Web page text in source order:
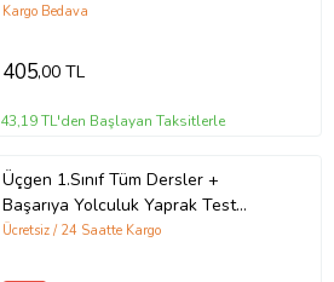
Kargo Bedava
405,00 TL
43,19 TL'den Başlayan Taksitlerle
Üçgen 1.Sınıf Tüm Dersler +
Başarıya Yolculuk Yaprak Test
(Karışık)
Ücretsiz / 24 Saatte Kargo